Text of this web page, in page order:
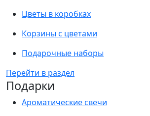
Цветы в коробках
Корзины с цветами
Подарочные наборы
Перейти в раздел
Подарки
Ароматические свечи